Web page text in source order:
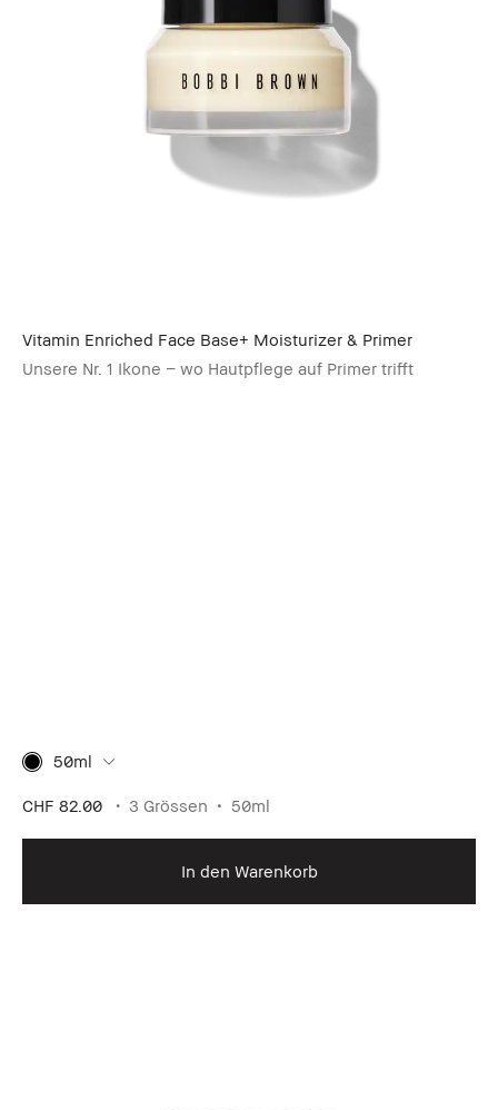
Vitamin Enriched Face Base+ Moisturizer & Primer
Unsere Nr. 1 Ikone – wo Hautpflege auf Primer trifft
50ml
CHF 82.00 3 Grössen 50ml
In den Warenkorb